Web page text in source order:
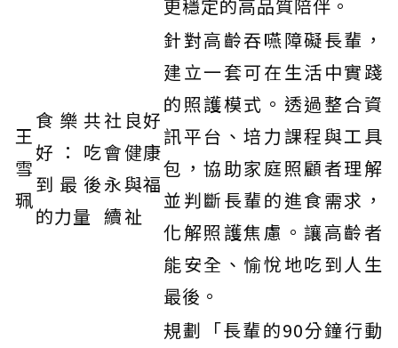
更穩定的高品質陪伴。
王
雪
珮
食樂共
好：吃
到最後
的力量
社
會
永
續
良好
健康
與福
祉
針對高齡吞嚥障礙長輩，
建立一套可在生活中實踐
的照護模式。透過整合資
訊平台、培力課程與工具
包，協助家庭照顧者理解
並判斷長輩的進食需求，
化解照護焦慮。讓高齡者
能安全、愉悅地吃到人生
最後。
規劃「長輩的90分鐘行動